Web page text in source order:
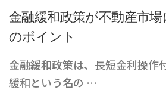
金融緩和政策が不動産市
のポイント
金融緩和政策は、長短金利操作
緩和という名の …